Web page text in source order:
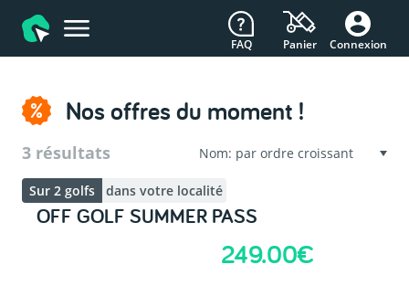
FAQ Panier Connexion
Nos offres du moment !
3 résultats
Sur 2 golfs dans votre localité
OFF GOLF SUMMER PASS
249.00€